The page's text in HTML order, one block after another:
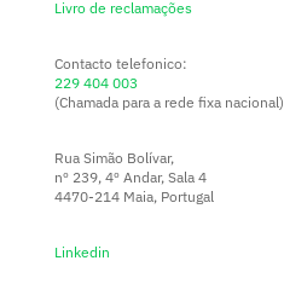
Livro de reclamações
Contacto telefonico:
229 404 003
(Chamada para a rede fixa nacional)
Rua Simão Bolívar,
nº 239, 4º Andar, Sala 4
4470-214 Maia, Portugal
Linkedin